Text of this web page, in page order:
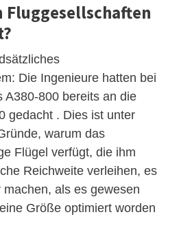
Fluggesellschaften
Die Ingenieure hatten bei
A380-800 bereits an die
gedacht . Dies ist unter
warum das
Flügel verfügt, die ihm
Reichweite verleihen, es
als es gewesen
Größe optimiert worden